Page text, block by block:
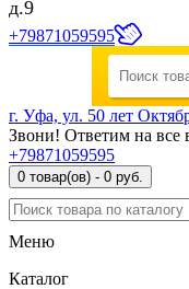
д.9
+79871059595
г. Уфа, ул. 50 лет
Звони! Ответим на все
+79871059595
0 товар(ов) - 0 руб.
Меню
Каталог